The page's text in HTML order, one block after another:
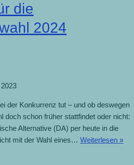
die
2024
der Konkurrenz tut – und ob deswegen
doch schon früher stattfindet oder nicht:
Alternative (DA) per heute in die
mit der Wahl eines… Weiterlesen »